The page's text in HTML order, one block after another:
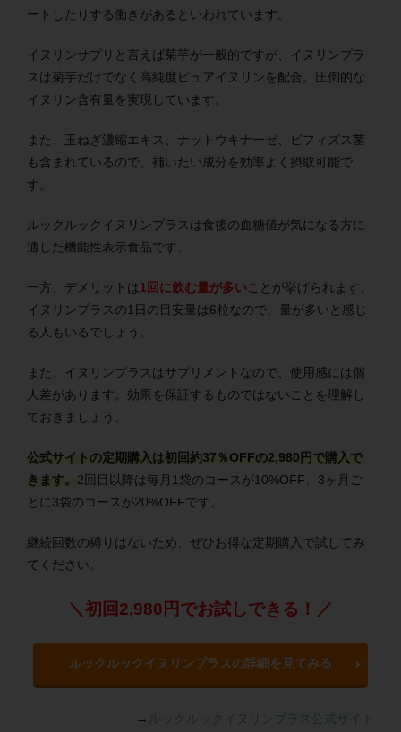
ートしたりする働きがあるといわれています。
イヌリンサプリと言えば菊芋が一般的ですが、イヌリンプラ
スは菊芋だけでなく高純度ピュアイヌリンを配合。圧倒的な
イヌリン含有量を実現しています。
また、玉ねぎ濃縮エキス、ナットウキナーゼ、ビフィズス菌
も含まれているので、補いたい成分を効率よく摂取可能で
す。
ルックルックイヌリンプラスは食後の血糖値が気になる方に
適した機能性表示食品です。
一方、デメリットは1回に飲む量が多いことが挙げられます。
イヌリンプラスの1日の目安量は6粒なので、量が多いと感じ
る人もいるでしょう。
また、イヌリンプラスはサプリメントなので、使用感には個
人差があります。効果を保証するものではないことを理解し
ておきましょう。
公式サイトの定期購入は初回約37％OFFの2,980円で購入で
きます。 2回目以降は毎月1袋のコースが10%OFF、3ヶ月ご
とに3袋のコースが20%OFFです。
継続回数の縛りはないため、ぜひお得な定期購入で試してみ
てください。
＼初回2,980円でお試しできる！／
ルックルックイヌリンプラスの詳細を見てみる
→ ルックルックイヌリンプラス公式サイト